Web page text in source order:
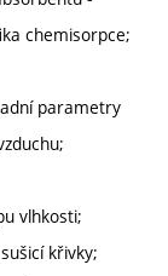
chemisorpce;
parametry
vlhkosti;
křivky;